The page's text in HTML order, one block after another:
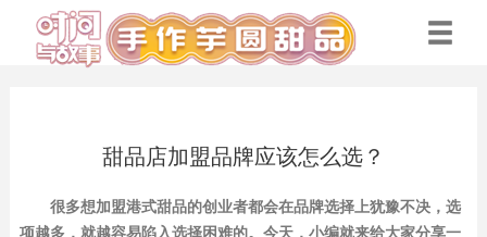
甜品店加盟品牌应该怎么选？
很多想加盟港式甜品的创业者都会在品牌选择上犹豫不决，选
项越多，就越容易陷入选择困难的。今天，小编就来给大家分享一